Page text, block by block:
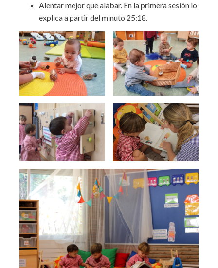
Alentar mejor que alabar. En la primera sesión lo
explica a partir del minuto 25:18.